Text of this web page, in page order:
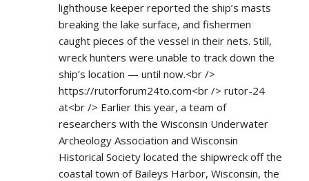
lighthouse keeper reported the ship’s masts
breaking the lake surface, and fishermen
caught pieces of the vessel in their nets. Still,
wreck hunters were unable to track down the
ship’s location — until now.<br />
https://rutorforum24to.com<br /> rutor-24
at<br /> Earlier this year, a team of
researchers with the Wisconsin Underwater
Archeology Association and Wisconsin
Historical Society located the shipwreck off the
coastal town of Baileys Harbor, Wisconsin, the